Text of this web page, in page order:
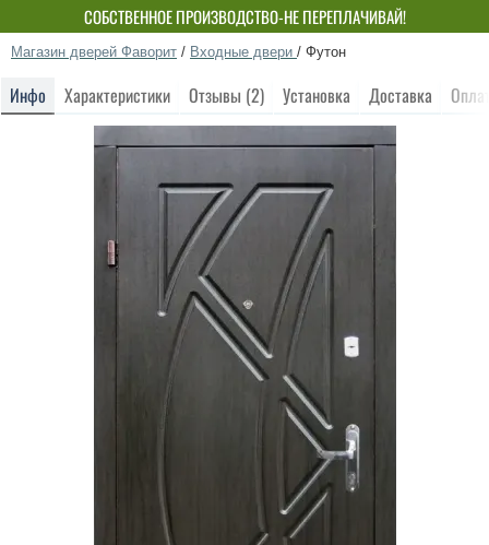
СОБСТВЕННОЕ ПРОИЗВОДСТВО-НЕ ПЕРЕПЛАЧИВАЙ!
Магазин дверей Фаворит / Входные двери / Футон
Инфо Характеристики Отзывы (2) Установка Доставка